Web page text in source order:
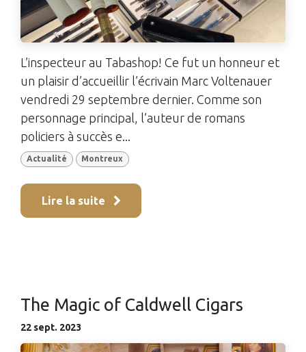
L’inspecteur au Tabashop! Ce fut un honneur et
un plaisir d’accueillir l’écrivain Marc Voltenauer
vendredi 29 septembre dernier. Comme son
personnage principal, l’auteur de romans
policiers à succès e...
Actualité Montreux
Lire la suite
The Magic of Caldwell Cigars
22 sept. 2023